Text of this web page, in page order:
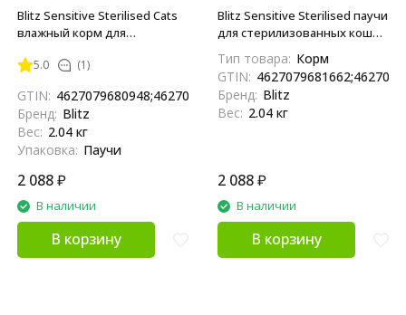
Blitz Sensitive Sterilised Cats
влажный корм для
индейкой и клюквой, в
5.0 (1)
GTIN: 4627079680948;4627079680955
Бренд: Blitz
Вес: 2.04 кг
Упаковка: Паучи
2 088₽
В наличии
В корзину
Blitz Sensitive Sterilised паучи
для стерилизованных кошек
пищеварением, с кроликом
и клюквой - 85 г х 24 шт
Тип товара: Корм
GTIN:
Бренд: Blitz
Вес: 2.04 кг
2 088₽
В наличии
В корзину